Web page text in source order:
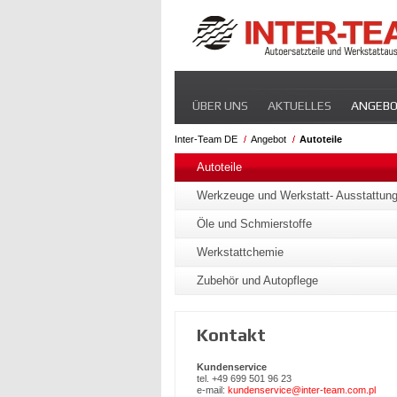
überspringen
ÜBER UNS AKTUELLES
Inter-Team DE Angebot Autoteile
Navigation
überspringen
Autoteile
Werkzeuge und Werkstatt- Ausstattung
Öle und Schmierstoffe
Werkstattchemie
Zubehör und Autopflege
Kontakt
Kundenservice
tel. +49 699 501 96 23
e-mail: kundenservice@inter-team.com.pl